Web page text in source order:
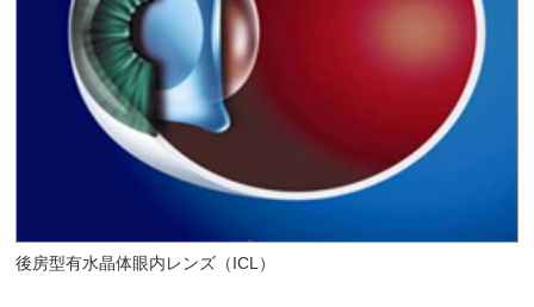
後房型有水晶体眼内レンズ（ICL）